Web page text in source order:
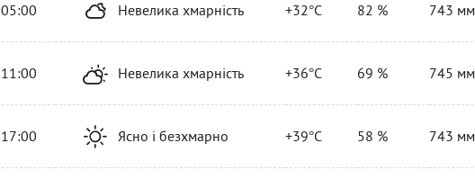
05:00 Невелика хмарність +32°C 82 % 743 мм
11:00 Невелика хмарність +36°C 69 % 745 мм
17:00 Ясно і безхмарно +39°C 58 % 743 мм